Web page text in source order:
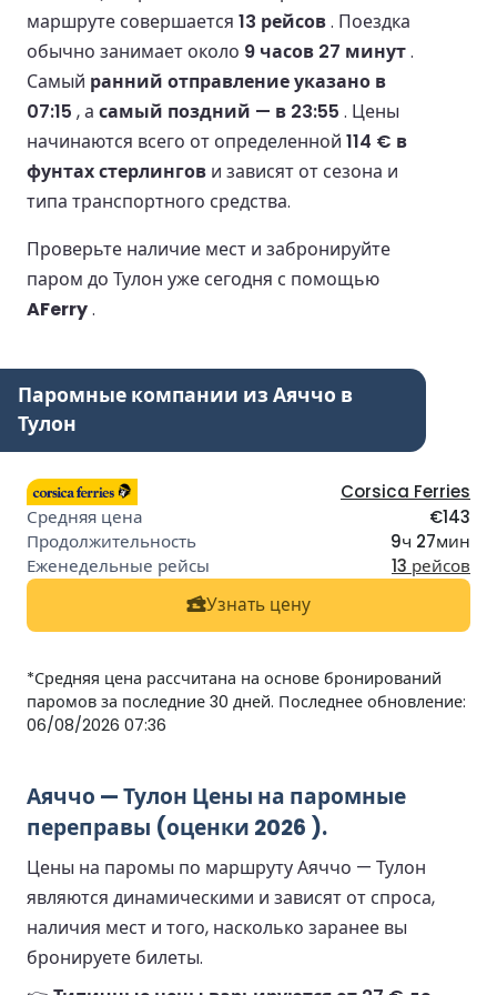
маршруте совершается 13 рейсов. Поездка
обычно занимает около 9 часов 27 минут.
Самый ранний отправление указано в
07:15 , а самый поздний — в 23:55 . Цены
начинаются всего от определенной 114 € в
фунтах стерлингов и зависят от сезона и
типа транспортного средства.
Проверьте наличие мест и забронируйте
паром до Тулон уже сегодня с помощью
AFerry.
Паромные компании из Аяччо в
Тулон
Corsica Ferries
€143
9ч 27мин
13 рейсов
Узнать цену
*Средняя цена рассчитана на основе бронирований
паромов за последние 30 дней. Последнее обновление:
06/08/2026 07:36
Аяччо — Тулон Цены на паромные
переправы (оценки 2026 ).
Цены на паромы по маршруту Аяччо — Тулон
являются динамическими и зависят от спроса,
наличия мест и того, насколько заранее вы
бронируете билеты.